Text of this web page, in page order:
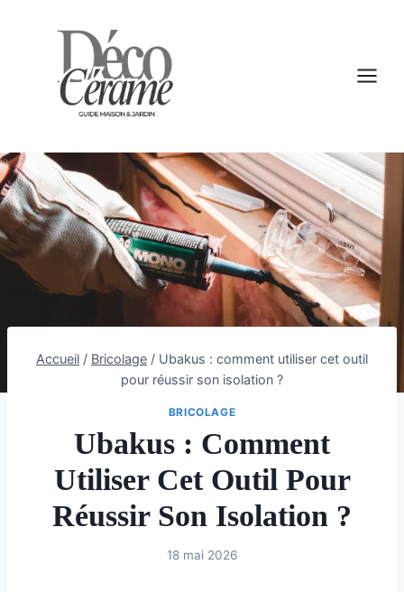
Accueil / Bricolage / Ubakus : comment utiliser cet outil
pour réussir son isolation ?
BRICOLAGE
Ubakus : Comment
Utiliser Cet Outil Pour
Réussir Son Isolation ?
18 mai 2026